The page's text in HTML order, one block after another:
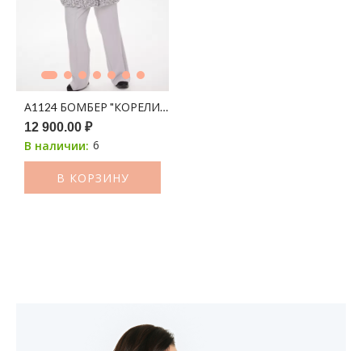
А1124 БОМБЕР "КОРЕЛИЯ" 100С СЕРЫЙ ПРИНТ ЛЕОПАРД
12 900.00 ₽
В наличии: 6
В КОРЗИНУ